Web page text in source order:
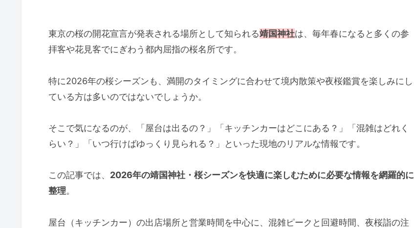
東京の桜の開花宣言が発表される場所として知られる靖国神社は、毎年春になると多くの参
拝客や花見客でにぎわう都内屈指の桜名所です。
特に2026年の桜シーズンも、満開のタイミングに合わせて境内散策や夜桜鑑賞を楽しみにし
ている方は多いのではないでしょうか。
そこで気になるのが、「屋台は出るの？」「キッチンカーはどこにある？」「混雑はどれく
らい？」「いつ行けばゆっくり見られる？」といった現地のリアルな情報です。
この記事では、 2026年の靖国神社・桜シーズンを快適に楽しむために必要な情報を網羅的に
整理。
屋台（キッチンカー）の出店場所と営業時間を中心に、混雑ピークと回避時間、夜桜詣の注